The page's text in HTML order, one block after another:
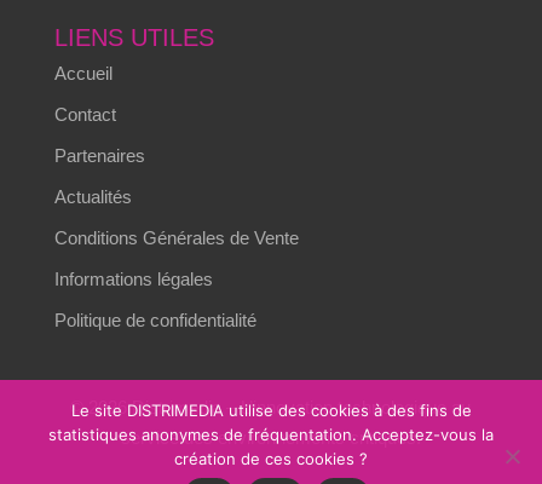
LIENS UTILES
Accueil
Contact
Partenaires
Actualités
Conditions Générales de Vente
Informations légales
Politique de confidentialité
© 2026 Distrimedia – L’innovation technologique au
service des environnements critiques.
Le site DISTRIMEDIA utilise des cookies à des fins de
statistiques anonymes de fréquentation. Acceptez-vous la
création de ces cookies ?